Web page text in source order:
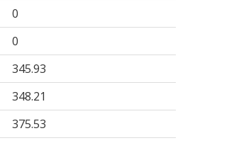
0
0
345.93
348.21
375.53